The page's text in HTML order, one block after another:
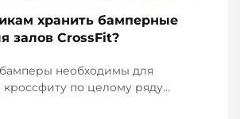
хранить бамперные
залов CrossFit?
необходимы для
по целому ряду